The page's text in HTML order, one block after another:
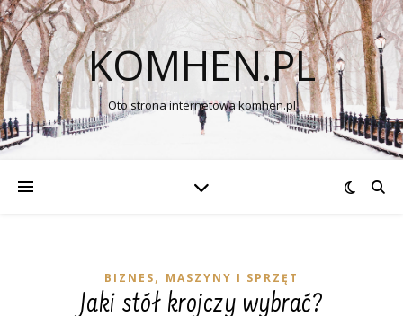
KOMHEN.PL
Oto strona internetowa komhen.pl
BIZNES, MASZYNY I SPRZĘT
Jaki stół krojczy wybrać?